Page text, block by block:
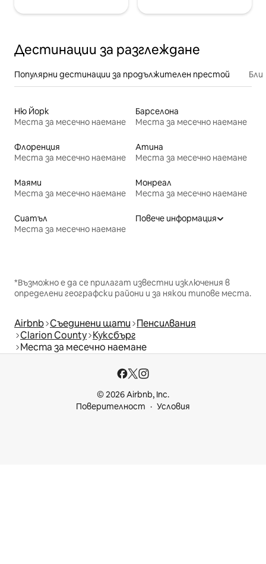
Дестинации за разглеждане
Популярни дестинации за продължителен престой
Ню Йорк
Места за месечно наемане
Барселона
Места за месечно наемане
Флоренция
Места за месечно наемане
Атина
Места за месечно наемане
Маями
Места за месечно наемане
Монреал
Места за месечно наемане
Сиатъл
Места за месечно наемане
Повече информация
*Възможно е да се прилагат известни изключения в
определени географски райони и за някои типове места.
Airbnb Съединени щати Пенсилвания
Clarion County Куксбърг
Места за месечно наемане
© 2026 Airbnb, Inc.
Поверителност
Условия